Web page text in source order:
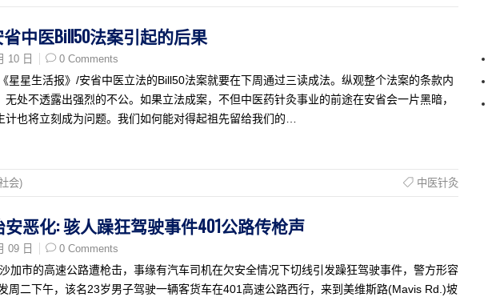
省中医Bill50法案引起的后果
10 日 0 Comments
星星生活报》/安省中医立法的Bill50法案就要在下周通过三读成法。纵观整个法案的条款内
处不透露出强烈的不公。如果立法成案，不但中医药针灸事业的前途在安省会一片黑暗，
计也将立刻成为问题。我们如何能对得起祖先留给我们的…
会) 中医针灸
安恶化: 骇人躁狂驾驶事件401公路传枪声
09 日 0 Comments
加市的高速公路遭枪击，事缘有汽车司机在欠安全情况下切线引发躁狂驾驶事件，警方形容
周二下午，该名23岁男子驾驶一辆客货车在401高速公路西行，来到美维斯路(Mavis Rd.)坡